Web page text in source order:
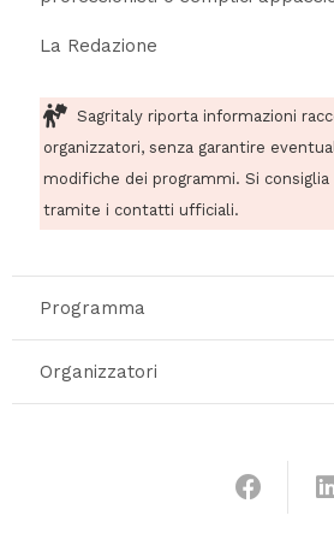
La Redazione
Sagritaly riporta informazioni
organizzatori, senza garantire
modifiche dei programmi. Si
tramite i contatti ufficiali.
Programma
Organizzatori